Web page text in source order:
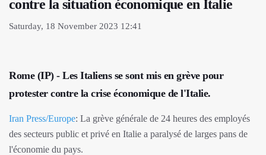
contre la situation économique en Italie
Saturday, 18 November 2023 12:41
Rome (IP) - Les Italiens se sont mis en grève pour
protester contre la crise économique de l'Italie.
Iran Press/Europe: La grève générale de 24 heures des employés
des secteurs public et privé en Italie a paralysé de larges pans de
l'économie du pays.